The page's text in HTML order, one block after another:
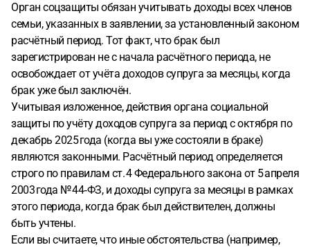
Орган соцзащиты обязан учитывать доходы всех членов
семьи, указанных в заявлении, за установленный законом
расчётный период. Тот факт, что брак был
зарегистрирован не с начала расчётного периода, не
освобождает от учёта доходов супруга за месяцы, когда
брак уже был заключён.
Учитывая изложенное, действия органа социальной
защиты по учёту доходов супруга за период с октября по
декабрь 2025 года (когда вы уже состояли в браке)
являются законными. Расчётный период определяется
строго по правилам ст. 4 Федерального закона от 5 апреля
2003 года № 44‑ФЗ, и доходы супруга за месяцы в рамках
этого периода, когда брак был действителен, должны
быть учтены.
Если вы считаете, что иные обстоятельства (например,